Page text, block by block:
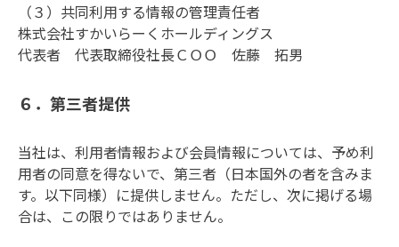
（３）共同利用する情報の管理責任者
株式会社すかいらーくホールディングス
代表者　代表取締役社長ＣＯＯ　佐藤　拓男
６．第三者提供
当社は、利用者情報および会員情報については、予め利
用者の同意を得ないで、第三者（日本国外の者を含みま
す。以下同様）に提供しません。ただし、次に掲げる場
合は、この限りではありません。